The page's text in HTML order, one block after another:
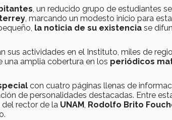
, un reducido grupo de estudiantes
, marcando un modesto inicio para
la noticia de su existencia se
sus actividades en el Instituto, miles de
una amplia cobertura en los periódicos
con cuatro páginas llenas de
de personalidades destacadas. Entre
rector de la UNAM, Rodolfo Brito